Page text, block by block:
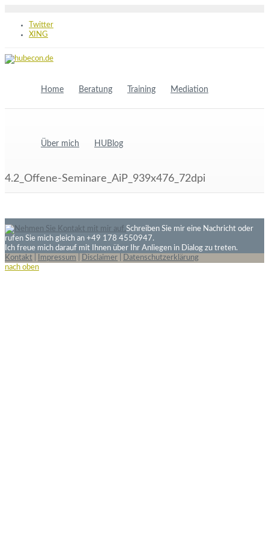
Twitter
XING
Home Beratung Training Mediation
Über mich HUBlog
4.2_Offene-Seminare_AiP_939x476_72dpi
Schreiben Sie mir eine Nachricht oder
rufen Sie mich gleich an +49 178 4550947.
Ich freue mich darauf mit Ihnen über Ihr Anliegen in Dialog zu treten.
Kontakt
Impressum Disclaimer
Datenschutzerklärung
nach oben